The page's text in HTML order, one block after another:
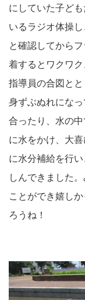
にしていた子ども
いるラジオ体操
と確認してから
着するとワクワ
指導員の合図と
身ずぶぬれにな
合ったり、水の
に水をかけ、大
に水分補給を行
しんできました
ことができ嬉し
ろうね！